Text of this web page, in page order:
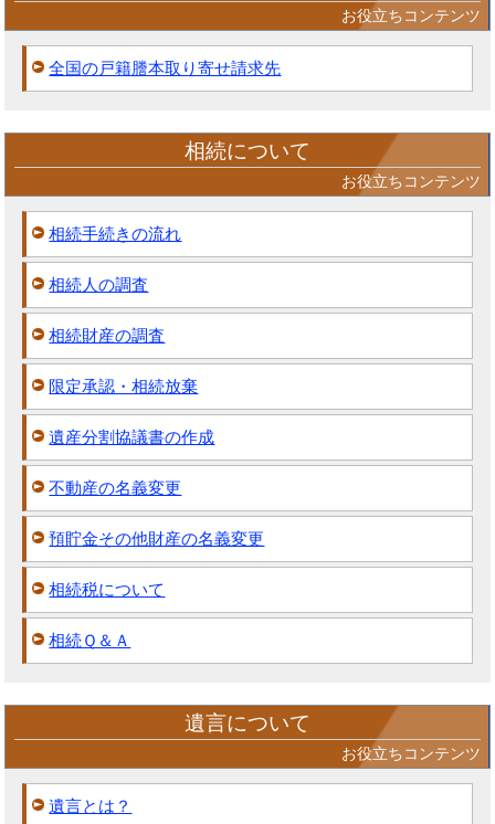
お役立ちコンテンツ
全国の戸籍謄本取り寄せ請求先
相続について
お役立ちコンテンツ
相続手続きの流れ
相続人の調査
相続財産の調査
限定承認・相続放棄
遺産分割協議書の作成
不動産の名義変更
預貯金その他財産の名義変更
相続税について
相続Ｑ＆Ａ
遺言について
お役立ちコンテンツ
遺言とは？